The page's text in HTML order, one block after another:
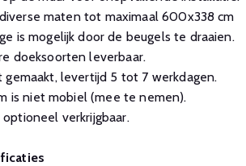
maten tot maximaal 600x338 cm
is mogelijk door de beugels te draaien.
doeksoorten leverbaar.
gemaakt, levertijd 5 tot 7 werkdagen.
is niet mobiel (mee te nemen).
verkrijgbaar.